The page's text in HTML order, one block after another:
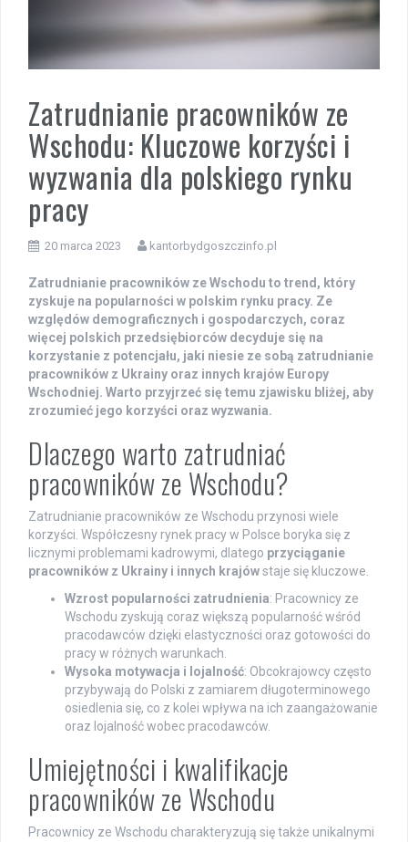
Zatrudnianie pracowników ze
Wschodu: Kluczowe korzyści i
wyzwania dla polskiego rynku
pracy
20 marca 2023 kantorbydgoszczinfo.pl
Zatrudnianie pracowników ze Wschodu to trend, który
zyskuje na popularności w polskim rynku pracy. Ze
względów demograficznych i gospodarczych, coraz
więcej polskich przedsiębiorców decyduje się na
korzystanie z potencjału, jaki niesie ze sobą zatrudnianie
pracowników z Ukrainy oraz innych krajów Europy
Wschodniej. Warto przyjrzeć się temu zjawisku bliżej, aby
zrozumieć jego korzyści oraz wyzwania.
Dlaczego warto zatrudniać
pracowników ze Wschodu?
Zatrudnianie pracowników ze Wschodu przynosi wiele
korzyści. Współczesny rynek pracy w Polsce boryka się z
licznymi problemami kadrowymi, dlatego przyciąganie
pracowników z Ukrainy i innych krajówstaje się kluczowe.
Wzrost popularności zatrudnienia: Pracownicy ze
Wschodu zyskują coraz większą popularność wśród
pracodawców dzięki elastyczności oraz gotowości do
pracy w różnych warunkach.
Wysoka motywacja i lojalność: Obcokrajowcy często
przybywają do Polski z zamiarem długoterminowego
osiedlenia się, co z kolei wpływa na ich zaangażowanie
oraz lojalność wobec pracodawców.
Umiejętności i kwalifikacje
pracowników ze Wschodu
Pracownicy ze Wschodu charakteryzują się także unikalnymi